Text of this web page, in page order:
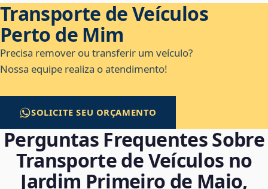
Transporte de Veículos
Perto de Mim
Precisa remover ou transferir um veículo?
Nossa equipe realiza o atendimento!
SOLICITE SEU ORÇAMENTO
Perguntas Frequentes Sobre
Transporte de Veículos no
Jardim Primeiro de Maio,